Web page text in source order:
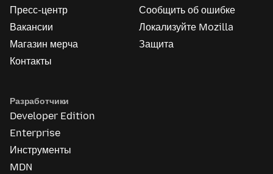
Пресс-центр
Вакансии
Магазин мерча
Контакты
Сообщить об ошибке
Локализуйте Mozilla
Защита
Разработчики
Developer Edition
Enterprise
Инструменты
MDN